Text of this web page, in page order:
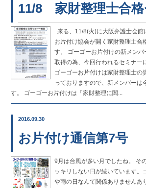
11/8 家財整理士合
来る、11/8(火)に大阪弁護士会
お片付け協会が開く家財整理士合
す。 ゴーゴーお片付けの新メン
取得の為、今回行われるセミナー
ゴーゴーお片付けは家財整理士の
っておりますので、新メンバーは
す。 ゴーゴーお片付けは「家財整理に関...
2016.09.30
お片付け通信第7号
9月は台風が多い月でしたね。 そ
ッキリしない日が続いています。
や雨の日なんて関係ありませんあ